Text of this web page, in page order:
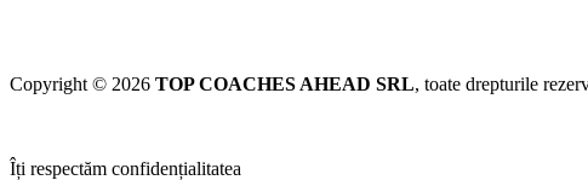
Copyright © 2026 TOP COACHES AHEAD SRL, toate drepturile
Îți respectăm confidențialitatea